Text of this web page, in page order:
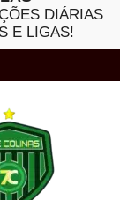
DIÁRIAS
E LIGAS!